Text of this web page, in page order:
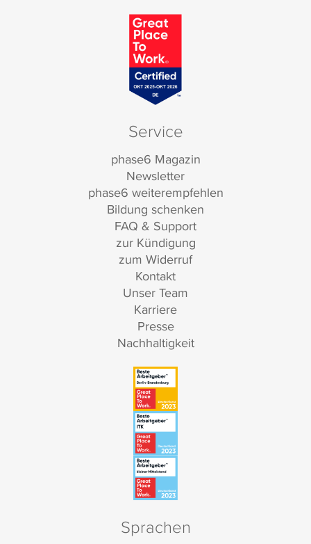
Service
phase6 Magazin
Newsletter
phase6 weiterempfehlen
Bildung schenken
FAQ & Support
zur Kündigung
zum Widerruf
Kontakt
Unser Team
Karriere
Presse
Nachhaltigkeit
Sprachen